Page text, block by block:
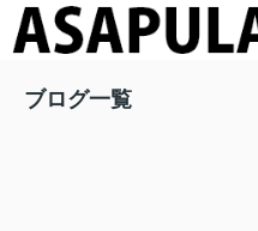
ブログ一覧